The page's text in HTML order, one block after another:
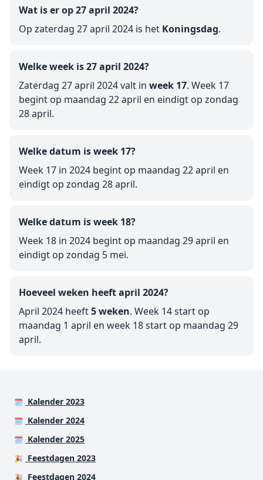
Wat is er op 27 april 2024?
Op zaterdag 27 april 2024 is het Koningsdag.
Welke week is 27 april 2024?
Zaterdag 27 april 2024 valt in week 17. Week 17
begint op maandag 22 april en eindigt op zondag
28 april.
Welke datum is week 17?
Week 17 in 2024 begint op maandag 22 april en
eindigt op zondag 28 april.
Welke datum is week 18?
Week 18 in 2024 begint op maandag 29 april en
eindigt op zondag 5 mei.
Hoeveel weken heeft april 2024?
April 2024 heeft5 weken. Week 14 start op
maandag 1 april en week 18 start op maandag 29
april.
🗓️ Kalender 2023
🗓️ Kalender 2024
🗓️ Kalender 2025
🎉 Feestdagen 2023
🎉 Feestdagen 2024